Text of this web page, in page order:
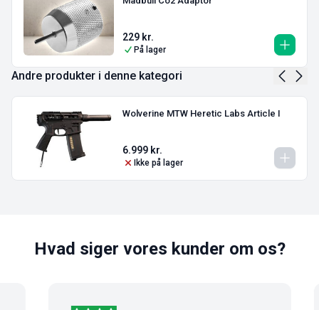
229 kr.
På lager
Andre produkter i denne kategori
Wolverine MTW Heretic Labs Article I
6.999 kr.
Ikke på lager
Hvad siger vores kunder om os?